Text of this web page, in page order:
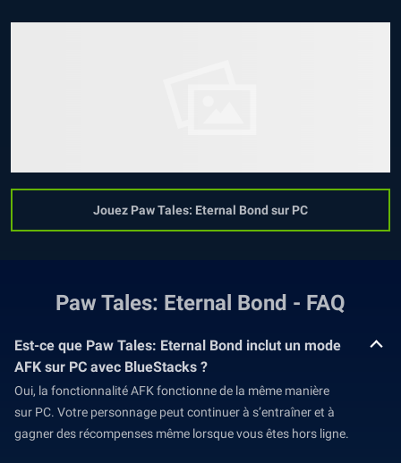
Jouez Paw Tales: Eternal Bond sur PC
Paw Tales: Eternal Bond - FAQ
Est-ce que Paw Tales: Eternal Bond inclut un mode
AFK sur PC avec BlueStacks ?
Oui, la fonctionnalité AFK fonctionne de la même manière
sur PC. Votre personnage peut continuer à s’entraîner et à
gagner des récompenses même lorsque vous êtes hors ligne.